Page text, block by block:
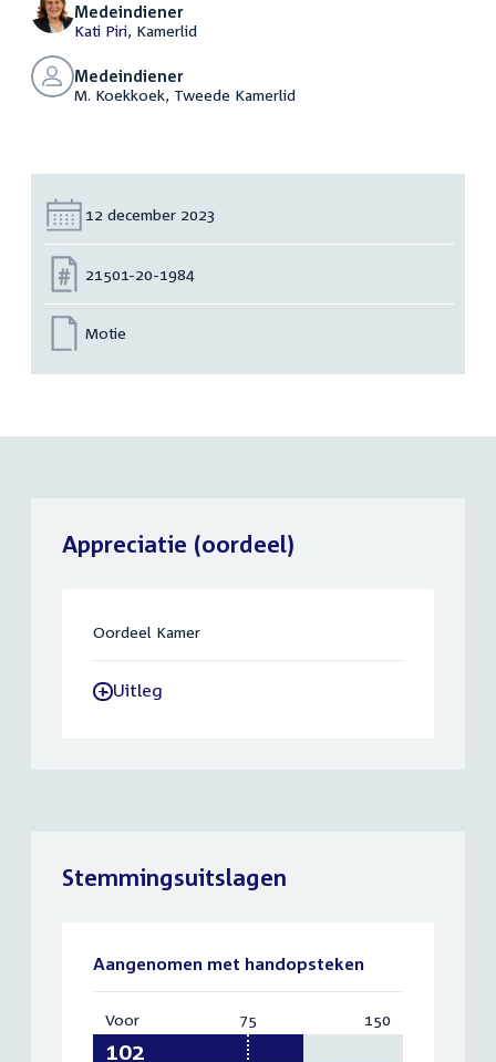
Medeindiener
Kati Piri, Kamerlid
Medeindiener
M. Koekkoek, Tweede Kamerlid
Datum:
12 december 2023
Nummer:
21501-20-1984
Motie
Appreciatie (oordeel)
Oordeel Kamer
-Uitleg
Stemmingsuitslagen
Aangenomen met handopsteken
Voor:
102
75 150